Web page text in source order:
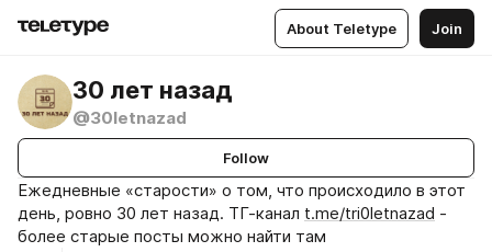
About Teletype Join
30 лет назад
@30letnazad
Follow
Ежедневные «старости» о том, что происходило в этот
день, ровно 30 лет назад. ТГ-канал t.me/tri0letnazad -
более старые посты можно найти там